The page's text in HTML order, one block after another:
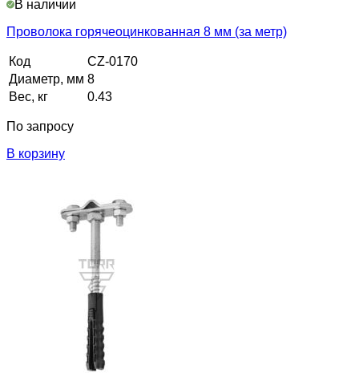
В наличии
Проволока горячеоцинкованная 8 мм (за метр)
Код
CZ-0170
Диаметр, мм 8
Вес, кг
0.43
По запросу
В корзину